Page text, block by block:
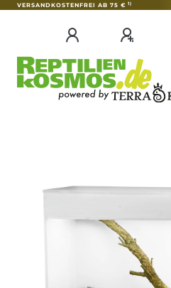
VERSANDKOSTENFREI AB 75 € 1)